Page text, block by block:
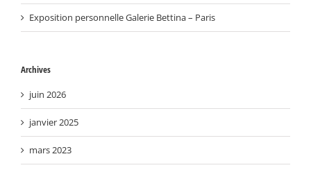
Exposition personnelle Galerie Bettina – Paris
Archives
juin 2026
janvier 2025
mars 2023